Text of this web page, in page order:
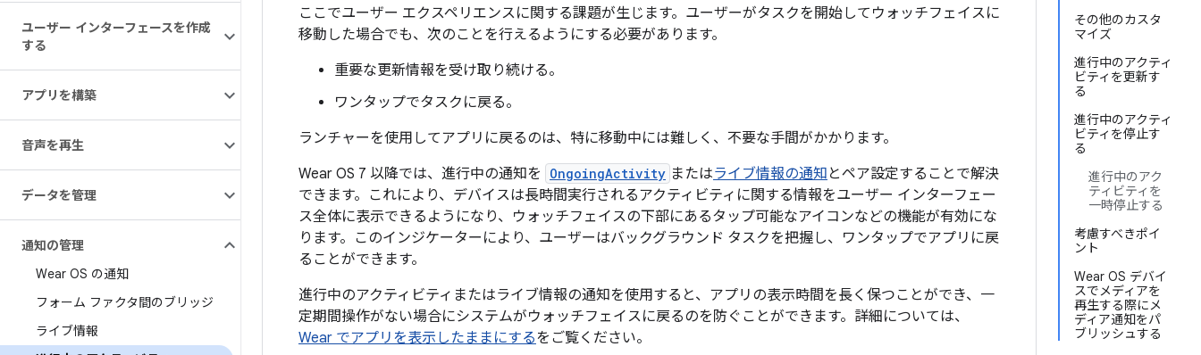
ユーザー インターフェースを作成
する
アプリを構築
音声を再生
データを管理
通知の管理
Wear OS の通知
フォーム ファクタ間のブリッジ
ライブ情報
その他のカスタ
マイズ
進行中のアクティ
ビティを更新す
る
進行中のアクティ
ビティを停止す
る
進行中のアク
ティビティを
一時停止する
考慮すべきポイ
ント
Wear OS デバイ
スでメディアを
再生する際にメ
ディア通知をパ
ブリッシュする
ここでユーザー エクスペリエンスに関する課題が生じます。ユーザーがタスクを開始してウォッチフェイスに
移動した場合でも、次のことを行えるようにする必要があります。
重要な更新情報を受け取り続ける。
ワンタップでタスクに戻る。
ランチャーを使用してアプリに戻るのは、特に移動中には難しく、不要な手間がかかります。
Wear OS 7 以降では、進行中の通知を
OngoingActivity またはライブ情報の通知 とペア設定することで解決
できます。これにより、デバイスは長時間実行されるアクティビティに関する情報をユーザー インターフェー
ス全体に表示できるようになり、ウォッチフェイスの下部にあるタップ可能なアイコンなどの機能が有効にな
ります。このインジケーターにより、ユーザーはバックグラウンド タスクを把握し、ワンタップでアプリに戻
ることができます。
進行中のアクティビティまたはライブ情報の通知を使用すると、アプリの表示時間を長く保つことができ、一
定期間操作がない場合にシステムがウォッチフェイスに戻るのを防ぐことができます。詳細については、
Wear でアプリを表示したままにするをご覧ください。